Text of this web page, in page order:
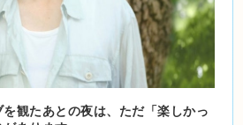
観たあとの夜は、ただ「楽しかっ